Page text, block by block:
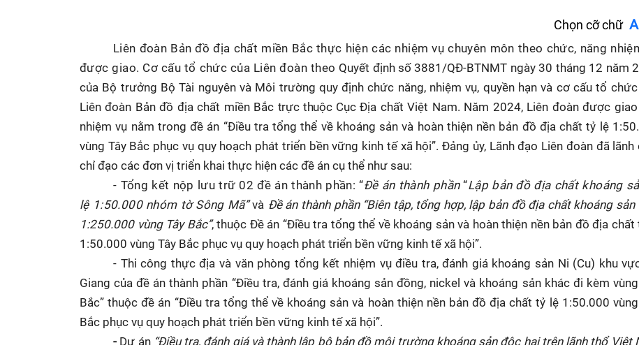
Chọn cỡ chữ A
Liên đoàn Bản đồ địa chất miền Bắc thực hiện các nhiệm vụ chuyên môn theo chức, năng
được giao. Cơ cấu tổ chức của Liên đoàn theo Quyết định số 3881/QĐ-BTNMT ngày 30 tháng 12 năm
của Bộ trưởng Bộ Tài nguyên và Môi trường quy định chức năng, nhiệm vụ, quyền hạn và cơ cấu tổ
Liên đoàn Bản đồ địa chất miền Bắc trực thuộc Cục Địa chất Việt Nam. Năm 2024, Liên đoàn được
nhiệm vụ nằm trong đề án “Điều tra tổng thể về khoáng sản và hoàn thiện nền bản đồ địa chất tỷ lệ
vùng Tây Bắc phục vụ quy hoạch phát triển bền vững kinh tế xã hội”. Đảng ủy, Lãnh đạo Liên đoàn đã lãnh
chỉ đạo các đơn vị triển khai thực hiện các đề án cụ thể như sau:
- Tổng kết nộp lưu trữ 02 đề án thành phần: “Đề án thành phần“Lập bản đồ địa chất khoáng
lệ 1:50.000 nhóm tờ Sông Mã”và Đề án thành phần “Biên tập, tổng hợp, lập bản đồ địa chất khoáng sản
1:250.000 vùng Tây Bắc”, thuộc Đề án “Điều tra tổng thể về khoáng sản và hoàn thiện nền bản đồ địa chất
1:50.000 vùng Tây Bắc phục vụ quy hoạch phát triển bền vững kinh tế xã hội”.
- Thi công thực địa và văn phòng tổng kết nhiệm vụ điều tra, đánh giá khoáng sản Ni (Cu) khu
Giang của đề án thành phần “Điều tra, đánh giá khoáng sản đồng, nickel và khoáng sản khác đi kèm
Bắc” thuộc đề án “Điều tra tổng thể về khoáng sản và hoàn thiện nền bản đồ địa chất tỷ lệ 1:50.000
Bắc phục vụ quy hoạch phát triển bền vững kinh tế xã hội”.
- Dự án “Điều tra, đánh giá và thành lập bộ bản đồ môi trường khoáng sản độc hại trên lãnh thổ Việt